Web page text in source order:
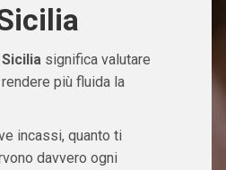
significa valutare
più fluida la
incassi, quanto ti
davvero ogni